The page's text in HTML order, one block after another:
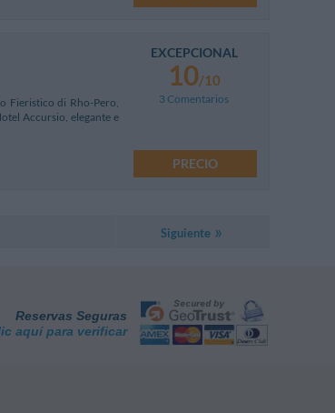
Fieristico di Rho-Pero,
Accursio, elegante e
EXCEPCIONAL
10/10
3 Comentarios
PRECIO
Siguiente
Reservas Seguras
aquí para verificar